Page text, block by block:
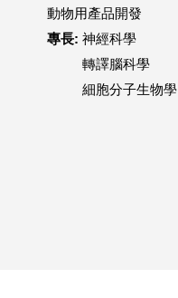
動物用產品開發
專長: 神經科學
轉譯腦科學
細胞分子生物學